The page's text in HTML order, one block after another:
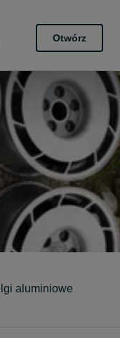
Otwórz
aluminiowe